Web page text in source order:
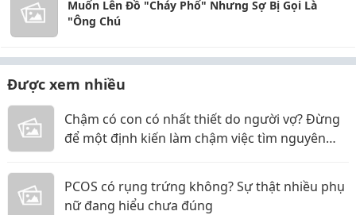
Muốn Lên Đồ "Cháy Phố" Nhưng Sợ Bị Gọi Là
"Ông Chú
Được xem nhiều
Chậm có con có nhất thiết do người vợ? Đừng
để một định kiến làm chậm việc tìm nguyên
PCOS có rụng trứng không? Sự thật nhiều phụ
nữ đang hiểu chưa đúng